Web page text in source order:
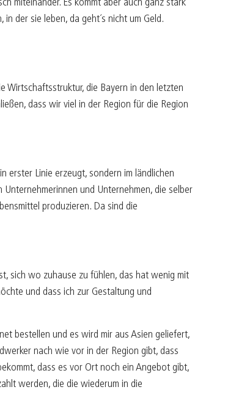
miteinander. Es kommt aber auch ganz stark
der sie leben, da geht´s nicht um Geld.
Wirtschaftsstruktur, die Bayern in den letzten
dass wir viel in der Region für die Region
erster Linie erzeugt, sondern im ländlichen
und Unternehmen, die selber
produzieren. Da sind die
sich wo zuhause zu fühlen, das hat wenig mit
und dass ich zur Gestaltung und
bestellen und es wird mir aus Asien geliefert,
nach wie vor in der Region gibt, dass
dass es vor Ort noch ein Angebot gibt,
werden, die die wiederum in die